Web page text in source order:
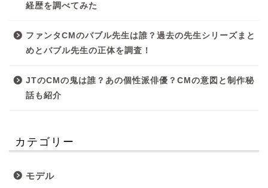
経歴を調べてみた
ファンタCMのバブル先生は誰？過去の先生シリーズまと
めとバブル先生の正体を調査！
JTのCMの鬼は誰？あの個性派俳優？CMの意図と制作秘
話も紹介
カテゴリー
モデル